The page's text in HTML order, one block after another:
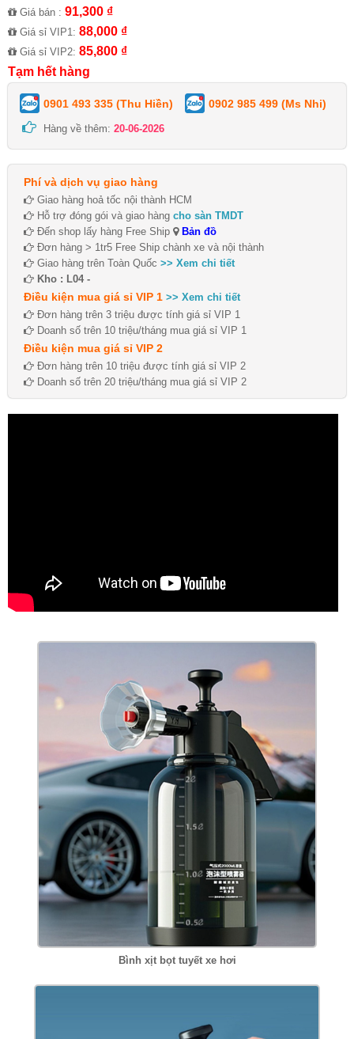
Giá bán : 91,300 ₫
Giá sỉ VIP1: 88,000 ₫
Giá sỉ VIP2: 85,800 ₫
Tạm hết hàng
0901 493 335 (Thu Hiền) 0902 985 499 (Ms Nhi)
Hàng về thêm: 20-06-2026
Phí và dịch vụ giao hàng
Giao hàng hoả tốc nội thành HCM
Hỗ trợ đóng gói và giao hàng cho sàn TMDT
Đến shop lấy hàng Free Ship
Bản đồ
Đơn hàng > 1tr5 Free Ship chành xe và nội thành
Giao hàng trên Toàn Quốc >> Xem chi tiết
Kho : L04 -
Điều kiện mua giá sỉ VIP 1 >> Xem chi tiết
Đơn hàng trên 3 triệu được tính giá sỉ VIP 1
Doanh số trên 10 triệu/tháng mua giá sỉ VIP 1
Điều kiện mua giá sỉ VIP 2
Đơn hàng trên 10 triệu được tính giá sỉ VIP 2
Doanh số trên 20 triệu/tháng mua giá sỉ VIP 2
Bình xịt bọt tuyết xe hơi